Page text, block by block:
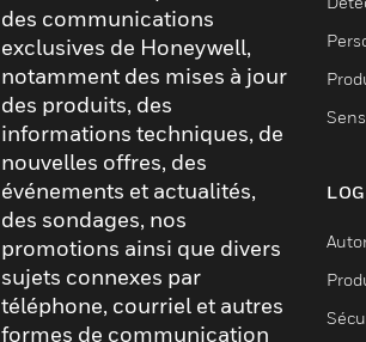
des communications
exclusives de Honeywell,
notamment des mises à jour
des produits, des
informations techniques, de
nouvelles offres, des
événements et actualités,
des sondages, nos
promotions ainsi que divers
sujets connexes par
téléphone, courriel et autres
formes de communication